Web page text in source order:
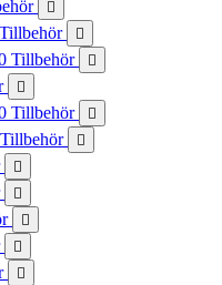


Tillbehör 

Tillbehör 





